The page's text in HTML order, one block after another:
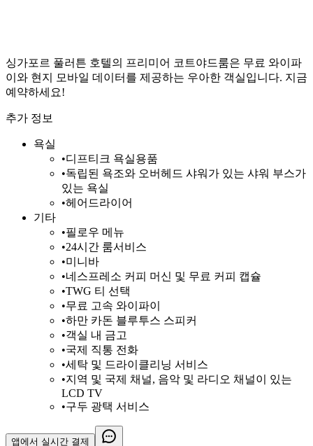
싱가포르 풀러튼 호텔의 프리미어 코트야드룸은 무료 와이파
이와 현지 모바일 데이터를 제공하는 우아한 객실입니다. 지금
예약하세요!
추가 정보
욕실
•디프티크 욕실용품
•독립된 욕조와 오버헤드 샤워가 있는 샤워 부스가
있는 욕실
•헤어드라이어
기타
•필로우 메뉴
•24시간 룸서비스
•미니바
•네스프레소 커피 머신 및 무료 커피 캡슐
•TWG 티 선택
•무료 고속 와이파이
•하만 카돈 블루투스 스피커
•객실 내 금고
•국제 직통 전화
•세탁 및 드라이클리닝 서비스
•지역 및 국제 채널, 음악 및 라디오 채널이 있는
LCD TV
•구두 광택 서비스
앱에서 실시간 결제